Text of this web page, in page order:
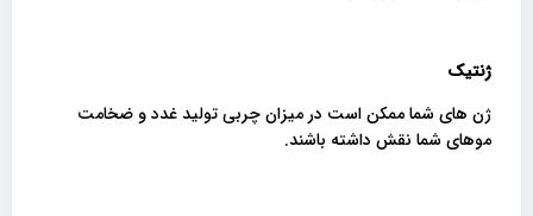
ژنتیک
ژن های شما ممکن است در میزان چربی تولید غدد و ضخامت
موهای شما نقش داشته باشند.